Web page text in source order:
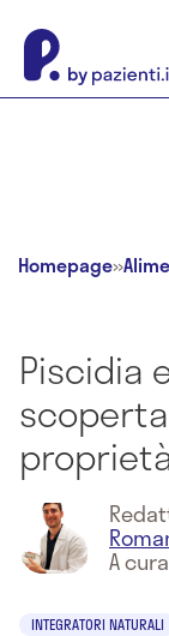
Homepage»
Piscidia
A
INTEGRATORI NATURALI